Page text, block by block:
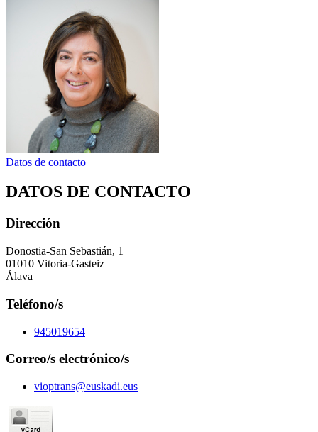
Datos de contacto
DATOS DE CONTACTO
Dirección
Donostia-San Sebastián, 1
01010 Vitoria-Gasteiz
Álava
Teléfono/s
945019654
Correo/s electrónico/s
vioptrans@euskadi.eus